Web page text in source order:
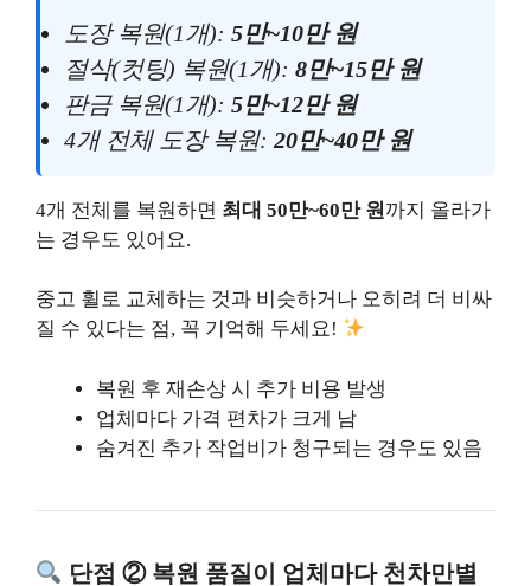
도장 복원(1개): 5만~10만 원
절삭(컷팅) 복원(1개): 8만~15만 원
판금 복원(1개): 5만~12만 원
4개 전체 도장 복원: 20만~40만 원
4개 전체를 복원하면 최대 50만~60만 원 까지 올라가
는 경우도 있어요.
중고 휠로 교체하는 것과 비슷하거나 오히려 더 비싸
질 수 있다는 점, 꼭 기억해 두세요!
복원 후 재손상 시 추가 비용 발생
업체마다 가격 편차가 크게 남
숨겨진 추가 작업비가 청구되는 경우도 있음
단점 ② 복원 품질이 업체마다 천차만별